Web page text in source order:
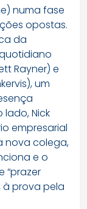
numa fase
opostas.
da
Rayner) e
um
lado, Nick
empresarial
nova colega,
e o
“prazer
à prova pela